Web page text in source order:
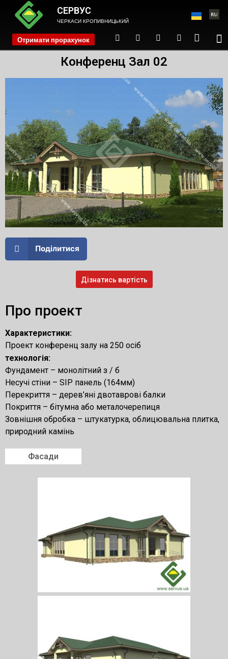
СЕРВУС
ЧЕРКАСИ КРОПИВНИЦЬКИЙ
Отримати прорахунок phone
Конференц Зал 02
Поділитися
Дізнатись вартість
Про проект
Характеристики:
Проект конференц залу на 250 осіб
технологія:
Фундамент – монолітний з / б
Несучі стіни – SIP панель (164мм)
Перекриття – дерев’яні двотаврові балки
Покриття – бітумна або металочерепиця
Зовнішня обробка – штукатурка, облицювальна плитка,
природний камінь
Фасади